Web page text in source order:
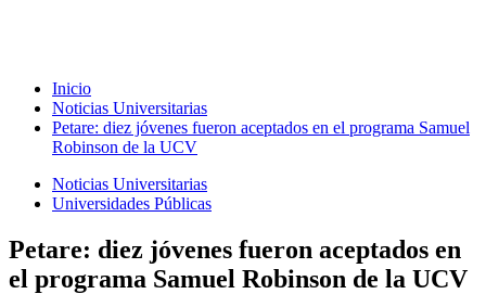
Inicio
Noticias Universitarias
Petare: diez jóvenes fueron aceptados en el programa Samuel
Robinson de la UCV
Noticias Universitarias
Universidades Públicas
Petare: diez jóvenes fueron aceptados en
el programa Samuel Robinson de la UCV